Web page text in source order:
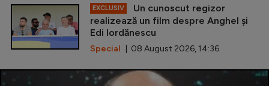
EXCLUSIV
Un cunoscut regizor
realizează un film despre Anghel și
Edi Iordănescu
Special | 08 August 2026, 14:36